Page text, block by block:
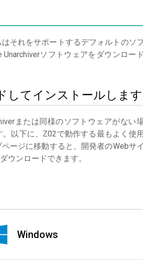
それをサポートするデフォルトのソ
ソフトウェアをダウンロー
してインストールします
または同様のソフトウェアがない
以下に、Z02で動作する最もよく使
ージに移動すると、開発者のWebサ
ウンロードできます。
Windows